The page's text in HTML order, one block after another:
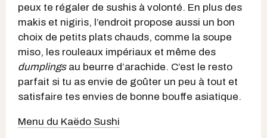
peux te régaler de sushis à volonté. En plus des
makis et nigiris, l’endroit propose aussi un bon
choix de petits plats chauds, comme la soupe
miso, les rouleaux impériaux et même des
dumplings au beurre d’arachide. C’est le resto
parfait si tu as envie de goûter un peu à tout et
satisfaire tes envies de bonne bouffe asiatique.
Menu du Kaëdo Sushi